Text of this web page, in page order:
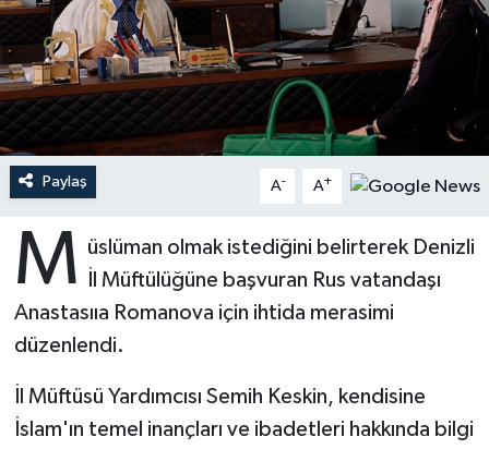
Paylaş A- A+
M üslüman olmak istediğini belirterek Denizli
İl Müftülüğüne başvuran Rus vatandaşı
Anastasııa Romanova için ihtida merasimi
düzenlendi.
İl Müftüsü Yardımcısı Semih Keskin, kendisine
İslam'ın temel inançları ve ibadetleri hakkında bilgi
Ardahan Müftülüğü
Artvin Müftülüğü
Aydın Müftülüğü
Bartın Müftülüğü
Batman Müftülüğü
Bilecik Müftülüğü
Kudüs
Kurban
Mukabele
Ramazan
Sahabeler
Hutbeler
DİYANET AKADEMİ
DİYANET GENÇLİK
DEPREM
Dünya
Kültür-Sanat